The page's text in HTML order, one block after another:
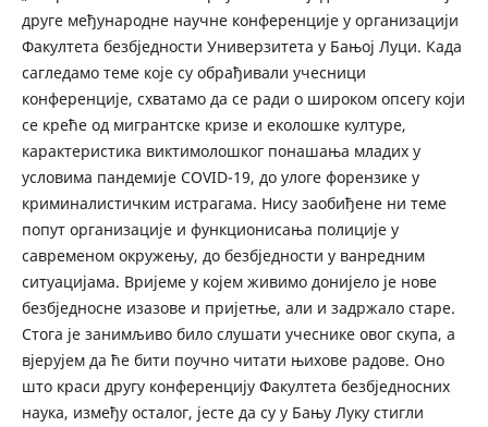
друге међународне научне конференције у организацији
Факултета безбједности Универзитета у Бањој Луци. Када
сагледамо теме које су обрађивали учесници
конференције, схватамо да се ради о широком опсегу који
се креће од мигрантске кризе и еколошке културе,
карактеристика виктимолошког понашања младих у
условима пандемије COVID-19, до улоге форензике у
криминалистичким истрагама. Нису заобиђене ни теме
попут организације и функционисања полиције у
савременом окружењу, до безбједности у ванредним
ситуацијама. Вријеме у којем живимо донијело је нове
безбједносне изазове и пријетње, али и задржало старе.
Стога је занимљиво било слушати учеснике овог скупа, а
вјерујем да ће бити поучно читати њихове радове. Оно
што краси другу конференцију Факултета безбједносних
наука, између осталог, јесте да су у Бању Луку стигли